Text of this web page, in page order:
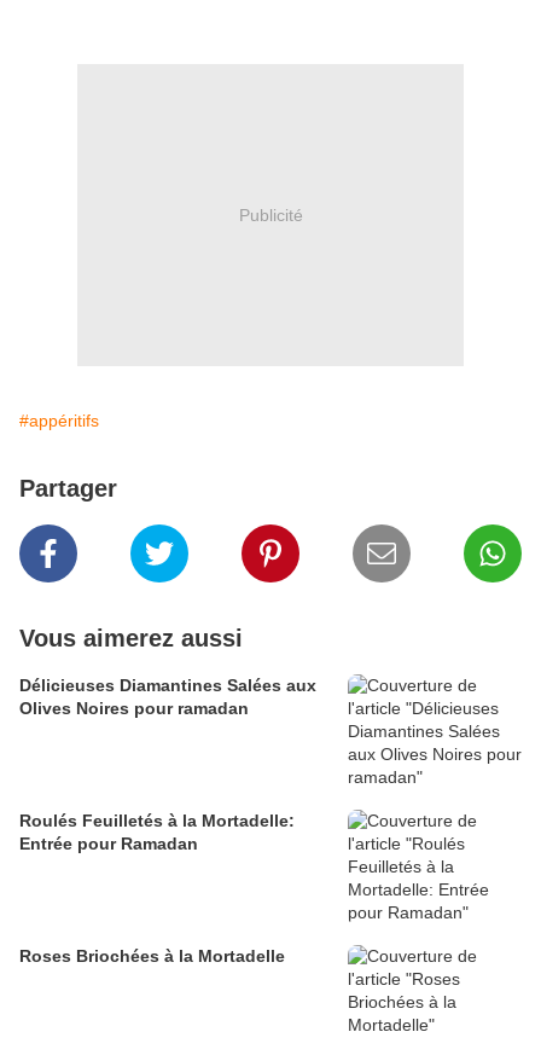
Publicité
#appéritifs
Partager
Vous aimerez aussi
Délicieuses Diamantines Salées aux
Olives Noires pour ramadan
Roulés Feuilletés à la Mortadelle:
Entrée pour Ramadan
Roses Briochées à la Mortadelle